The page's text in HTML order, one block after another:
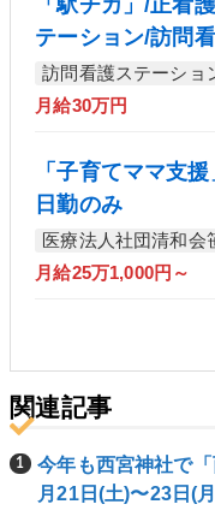
「駅チカ」/正看
テーション/訪問
訪問看護ステーショ
月給30万円
「子育てママ支
日勤のみ
医療法人社団清和会
月給25万1,000円～
関連記事
今年も西宮神社で
月21日(土)〜23日(